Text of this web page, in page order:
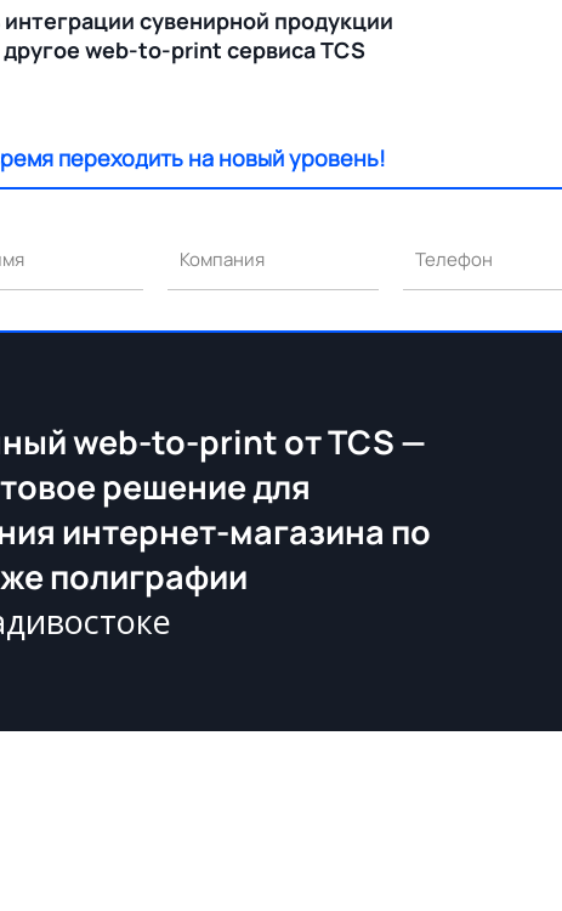
сувенирной продукции
web-to-print сервиса TCS
переходить на новый уровень!
Компания Телефон
web-to-print от TCS —
решение для
интернет-магазина по
полиграфии